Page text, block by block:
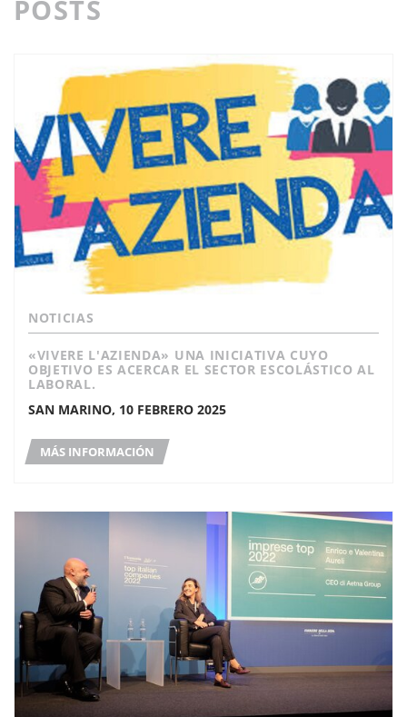
POSTS
NOTICIAS
«VIVERE L'AZIENDA» UNA INICIATIVA CUYO
OBJETIVO ES ACERCAR EL SECTOR ESCOLÁSTICO AL
LABORAL.
SAN MARINO, 10 FEBRERO 2025
MÁS INFORMACIÓN